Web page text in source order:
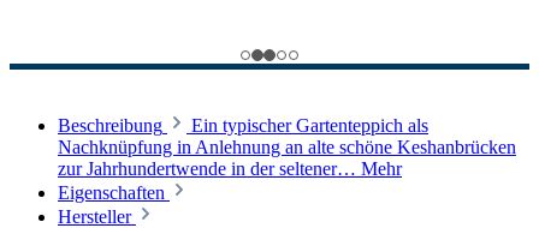
Beschreibung
Ein typischer Gartenteppich als
Nachknüpfung in Anlehnung an alte schöne Keshanbrücken
zur Jahrhundertwende in der seltener… Mehr
Eigenschaften
Hersteller